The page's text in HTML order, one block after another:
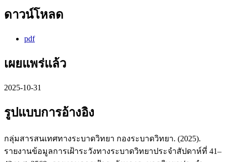
ดาวน์โหลด
pdf
เผยแพร่แล้ว
2025-10-31
รูปแบบการอ้างอิง
กลุ่มสารสนเทศทางระบาดวิทยา กองระบาดวิทยา. (2025).
รายงานข้อมูลการเฝ้าระวังทางระบาดวิทยาประจำสัปดาห์ที่ 41–